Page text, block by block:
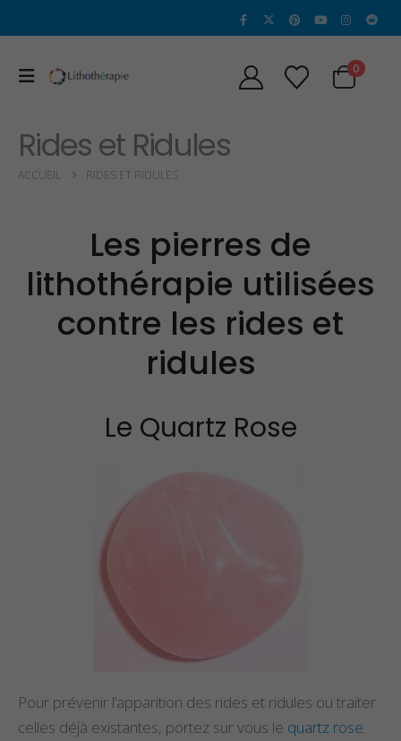
0
Rides et Ridules
ACCUEIL RIDES ET RIDULES
Les pierres de
lithothérapie utilisées
contre les rides et
ridules
Le Quartz Rose
Pour prévenir l’apparition des rides et ridules ou traiter
celles déjà existantes, portez sur vous le quartz rose.
Propriétés et Vertus
Propriétés et Vertus
Propriétés et Vertus
du Larimar
Propriétés et